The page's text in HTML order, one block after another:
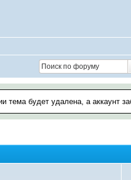
тема будет удалена, а аккаунт